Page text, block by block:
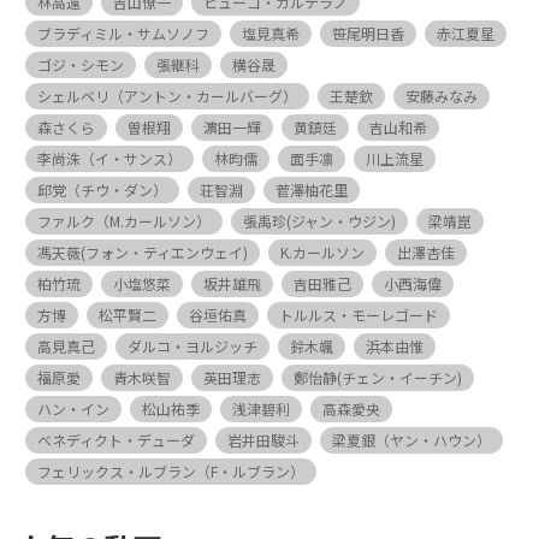
ブラディミル・サムソノフ
塩見真希 笹尾明日香
赤江夏星
ゴジ・シモン
張継科
横谷晟
シェルベリ（アントン・カールバーグ）
王楚欽
安藤みなみ
森さくら
曽根翔 濵田一輝 黄鎮廷
吉山和希
李尚洙（イ・サンス）
林昀儒 面手凛
川上流星
邱党（チウ・ダン）
荘智淵
菅澤柚花里
ファルク（M.カールソン）
張禹珍(ジャン・ウジン)
梁靖崑
馮天薇(フォン・ティエンウェイ)
K.カールソン
出澤杏佳
柏竹琉
小塩悠菜 坂井雄飛 吉田雅己
小西海偉
方博
松平賢二 谷垣佑真
トルルス・モーレゴード
高見真己
ダルコ・ヨルジッチ 鈴木颯
浜本由惟
福原愛
青木咲智 英田理志
鄭怡静(チェン・イーチン)
ハン・イン
松山祐季 浅津碧利
高森愛央
ベネディクト・デューダ
岩井田駿斗
梁夏銀（ヤン・ハウン）
フェリックス・ルブラン（F・ルブラン）